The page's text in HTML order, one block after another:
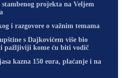
projekta na Veljem
i razgovore o važnim temama
s Dajkovićem više bio
pažljiviji kome ću biti vodič
kazna 150 eura, plaćanje i na